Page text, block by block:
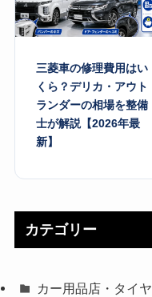
三菱車の修理費用はい
くら？デリカ・アウト
ランダーの相場を整備
士が解説【2026年最
新】
カテゴリー
カー用品店・タイヤ